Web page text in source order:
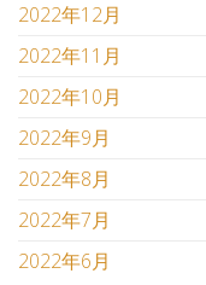
2022年12月
2022年11月
2022年10月
2022年9月
2022年8月
2022年7月
2022年6月